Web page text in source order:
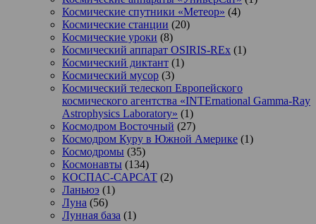
Космические спутники «Метеор» (4)
Космические станции (20)
Космические уроки (8)
Космический аппарат OSIRIS-REx (1)
Космический диктант (1)
Космический мусор (3)
Космический телескоп Европейского
космического агентства «INTErnational Gamma-Ray
Astrophysics Laboratory» (1)
Космодром Восточный (27)
Космодром Куру в Южной Америке (1)
Космодромы (35)
Космонавты (134)
КОСПАС-САРСАТ (2)
Ланьюэ (1)
Луна (56)
Лунная база (1)